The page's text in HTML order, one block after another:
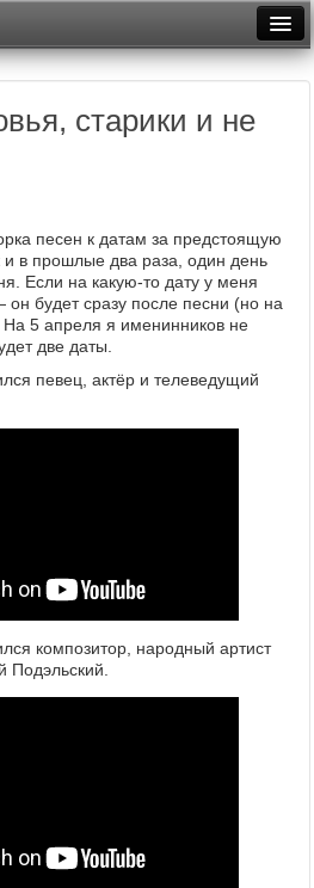
Неделя
Архив
Фототоп
Видеотоп
старики и не
песен к датам за предстоящую
в прошлые два раза, один день
Если на какую-то дату у меня
будет сразу после песни (но на
На 5 апреля я именинников не
две даты.
певец, актёр и телеведущий
композитор, народный артист
Подэльский.